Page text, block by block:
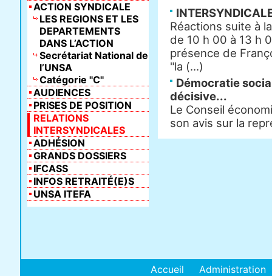
Réactions suite à
de 10 h 00 à 13 h
présence de
"la (...)
Démocratie
décisive...
Le Conseil
son avis sur la
ACTION SYNDICALE
LES REGIONS ET LES
DEPARTEMENTS
DANS L’ACTION
Secrétariat National de
l’UNSA
Catégorie "C"
AUDIENCES
PRISES DE POSITION
RELATIONS
INTERSYNDICALES
ADHÉSION
GRANDS DOSSIERS
IFCASS
INFOS RETRAITÉ(E)S
UNSA ITEFA
Accueil Administration